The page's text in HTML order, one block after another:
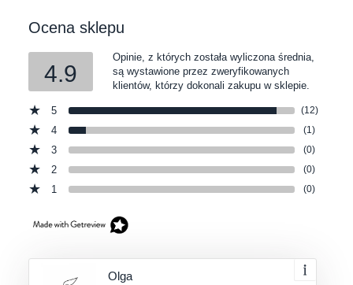
Ocena sklepu
4.9
Opinie, z których została wyliczona średnia,
są wystawione przez zweryfikowanych
klientów, którzy dokonali zakupu w sklepie.
5 (12)
4 (1)
3 (0)
2 (0)
1 (0)
Olga